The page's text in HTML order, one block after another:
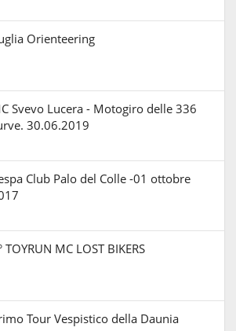
Orienteering
Svevo Lucera - Motogiro delle 336
30.06.2019
Club Palo del Colle -01 ottobre
TOYRUN MC LOST BIKERS
Tour Vespistico della Daunia